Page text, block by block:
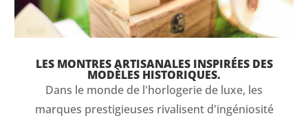
LES MONTRES ARTISANALES INSPIRÉES DES
MODÈLES HISTORIQUES.
Dans le monde de l'horlogerie de luxe, les
marques prestigieuses rivalisent d'ingéniosité